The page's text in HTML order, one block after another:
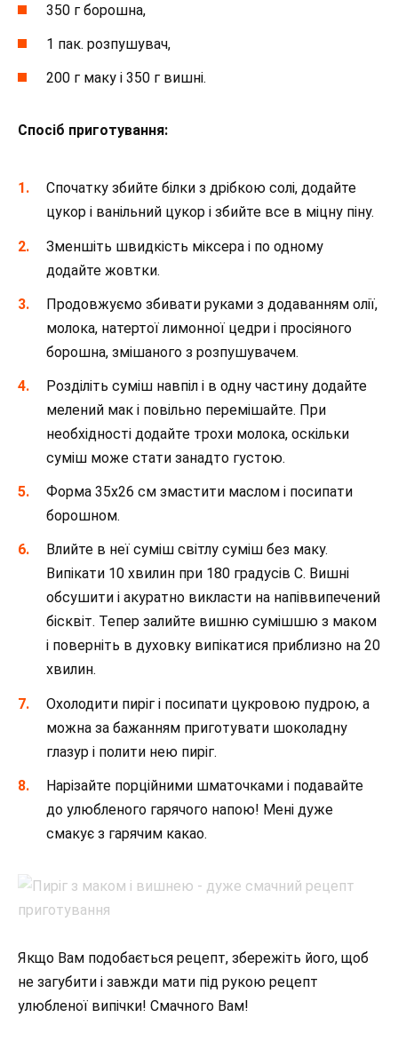
350 г борошна,
1 пак. розпушувач,
200 г маку і 350 г вишні.
Спосіб приготування:
Спочатку збийте білки з дрібкою солі, додайте
цукор і ванільний цукор і збийте все в міцну піну.
Зменшіть швидкість міксера і по одному
додайте жовтки.
Продовжуємо збивати руками з додаванням олії,
молока, натертої лимонної цедри і просіяного
борошна, змішаного з розпушувачем.
Розділіть суміш навпіл і в одну частину додайте
мелений мак і повільно перемішайте. При
необхідності додайте трохи молока, оскільки
суміш може стати занадто густою.
Форма 35х26 см змастити маслом і посипати
борошном.
Влийте в неї суміш світлу суміш без маку.
Випікати 10 хвилин при 180 градусів С. Вишні
обсушити і акуратно викласти на напіввипечений
бісквіт. Тепер залийте вишню сумішшю з маком
і поверніть в духовку випікатися приблизно на 20
хвилин.
Охолодити пиріг і посипати цукровою пудрою, а
можна за бажанням приготувати шоколадну
глазур і полити нею пиріг.
Нарізайте порційними шматочками і подавайте
до улюбленого гарячого напою! Мені дуже
смакує з гарячим какао.
Якщо Вам подобається рецепт, збережіть його, щоб
не загубити і завжди мати під рукою рецепт
улюбленої випічки! Смачного Вам!